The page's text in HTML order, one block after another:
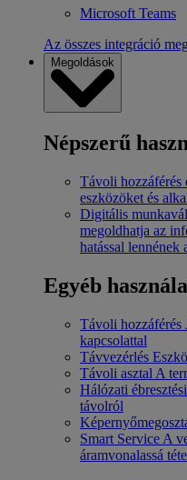
Microsoft Teams
Az összes integráció
Megoldások
Népszerű
Távoli hozzáférés
eszközöket és
Digitális
megoldhatja az
hatással lennének
Egyéb
Távoli hozzáférés
kapcsolattal
Távvezérlés
Távoli asztal A
Hálózati
távolról
Smart Service A
áramvonalassá